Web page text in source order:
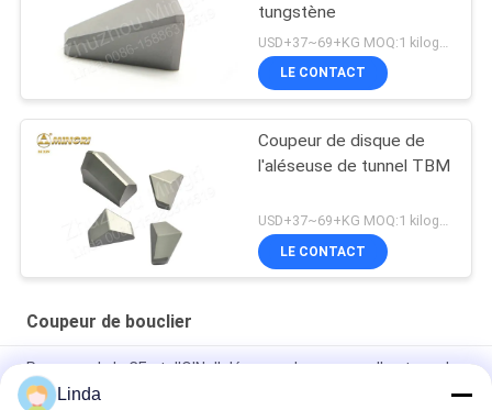
tungstène
LE CONTACT
Coupeur de disque de
l'aléseuse de tunnel TBM
USD+37~69+KG MOQ:1 kilogramme
LE CONTACT
Coupeur de bouclier
Passage de la CE et d'OIN d'aléseuse de perçage d'un tunnel
de coupeur de bouclier du carbure cimenté TBM
Linda